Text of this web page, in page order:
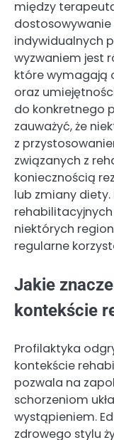
między
indywidualnych
wyzwaniem jest
które wymagają
oraz
do konkretnego
zauważyć, że
z
związanych z
koniecznością
lub zmiany
niektórych
regularne
Jakie
kontekście
Profilaktyka
kontekście
pozwala na
schorzeniom
wystąpieniem.
zdrowego stylu